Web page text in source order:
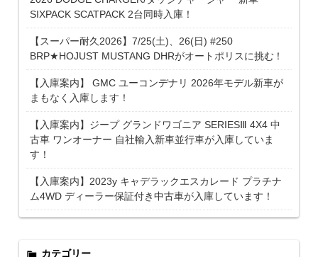
SIXPACK SCATPACK 2台同時入庫！
【スーパー耐久2026】7/25(土)、26(日) #250
BRP★HOJUST MUSTANG DHRがオートポリスに挑む！
【入庫案内】 GMC ユーコンデナリ 2026年モデル新車が
まもなく入庫します！
【入庫案内】ジープ グランドワゴニア SERIESⅢ 4X4 中
古車 ワンオーナー 自社輸入新車並行車が入庫していま
す！
【入庫案内】2023y キャデラックエスカレード プラチナ
ム4WD ディーラー保証付き中古車が入庫しています！
カテゴリー